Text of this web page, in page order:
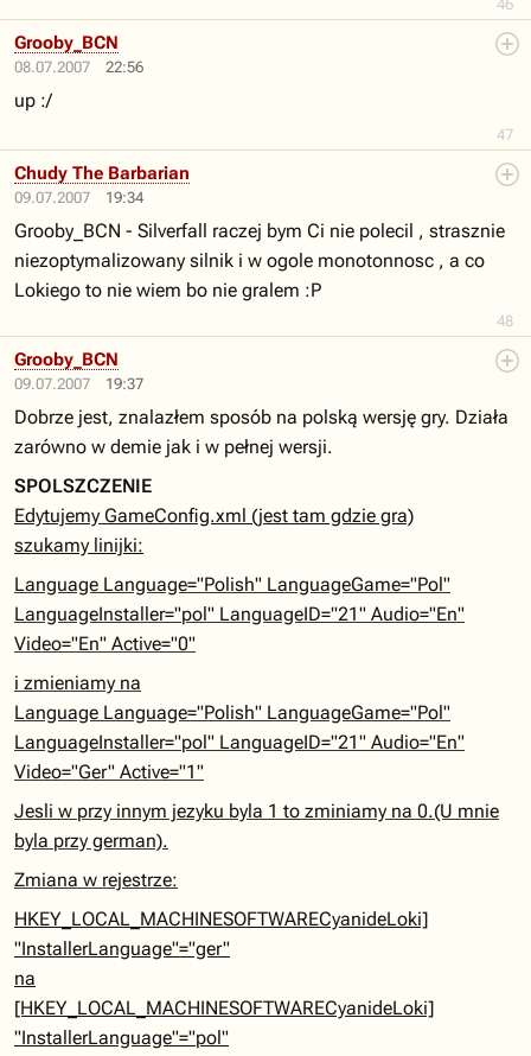
46
08.07.2007 22:56
47
Grooby_BCN
up :/
09.07.2007 19:34
48
Chudy The Barbarian
Grooby_BCN - Silverfall raczej bym Ci nie polecil , strasznie
niezoptymalizowany silnik i w ogole monotonnosc , a co
Lokiego to nie wiem bo nie gralem :P
09.07.2007 19:37
Grooby_BCN
Dobrze jest, znalazłem sposób na polską wersję gry. Działa
zarówno w demie jak i w pełnej wersji.
SPOLSZCZENIE
Edytujemy GameConfig.xml (jest tam gdzie gra)
szukamy linijki:
Language Language="Polish" LanguageGame="Pol"
LanguageInstaller="pol" LanguageID="21" Audio="En"
Video="En" Active="0"
i zmieniamy na
Language Language="Polish" LanguageGame="Pol"
LanguageInstaller="pol" LanguageID="21" Audio="En"
Video="Ger" Active="1"
Jesli w przy innym jezyku byla 1 to zminiamy na 0.(U mnie
byla przy german).
Zmiana w rejestrze:
HKEY_LOCAL_MACHINESOFTWARECyanideLoki]
"InstallerLanguage"="ger"
na
[HKEY_LOCAL_MACHINESOFTWARECyanideLoki]
"InstallerLanguage"="pol"